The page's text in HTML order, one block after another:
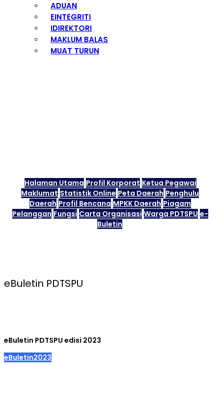
ADUAN
EINTEGRITI
IDIREKTORI
MAKLUM BALAS
MUAT TURUN
Halaman Utama Profil Korporat Ketua Pegawai
Maklumat Statistik Online Peta Daerah Penghulu
Daerah Profil Bencana MPKK Daerah Piagam
Pelanggan Fungsi Carta Organisasi Warga PDTSPU e-
Buletin
eBuletin PDTSPU
eBuletin PDTSPU edisi 2023
eBuletin2023